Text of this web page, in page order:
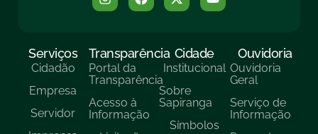
Serviços
Cidadão
Empresa
Servidor
Transparência
Portal da
Transparência
Acesso à
Informação
Cidade
Institucional
Sobre
Sapiranga
Símbolos
Ouvidoria
Ouvidoria
Geral
Serviço de
Informação